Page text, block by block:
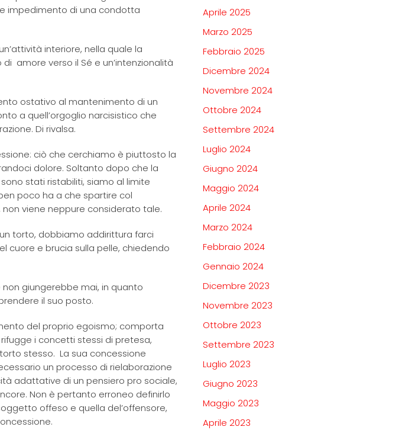
impedimento di una condotta
interiore, nella quale la
amore verso il Sé e un’intenzionalità
ostativo al mantenimento di un
a quell’orgoglio narcisistico che
Di rivalsa.
ciò che cerchiamo è piuttosto la
dolore. Soltanto dopo che la
stati ristabiliti, siamo al limite
poco ha a che spartire col
non viene neppure considerato tale.
torto, dobbiamo addirittura farci
cuore e brucia sulla pelle, chiedendo
giungerebbe mai, in quanto
il suo posto.
del proprio egoismo; comporta
i concetti stessi di pretesa,
stesso. La sua concessione
un processo di rielaborazione
adattative di un pensiero pro sociale,
Non è pertanto erroneo definirlo
offeso e quella del’offensore,
Aprile 2025
Marzo 2025
Febbraio 2025
Dicembre 2024
Novembre 2024
Ottobre 2024
Settembre 2024
Luglio 2024
Giugno 2024
Maggio 2024
Aprile 2024
Marzo 2024
Febbraio 2024
Gennaio 2024
Dicembre 2023
Novembre 2023
Ottobre 2023
Settembre 2023
Luglio 2023
Giugno 2023
Maggio 2023
Aprile 2023